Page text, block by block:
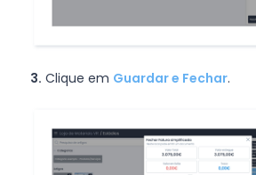
3. Clique em Guardar e Fechar.